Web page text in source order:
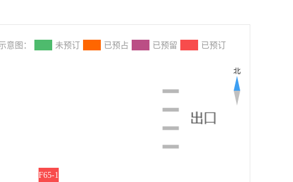
意图： 未预订 已预占 已预留 已预订
F65-1